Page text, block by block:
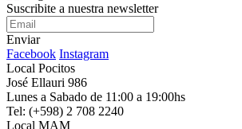
Suscribite a nuestra newsletter
Enviar
Facebook Instagram
Local Pocitos
José Ellauri 986
Lunes a Sabado de 11:00 a 19:00hs
Tel: (+598) 2 708 2240
Local MAM